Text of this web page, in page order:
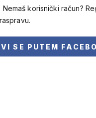
korisnički račun?
SE PUTEM